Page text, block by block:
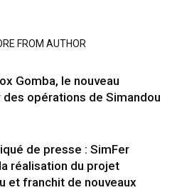
FROM AUTHOR
Gomba, le nouveau
opérations de Simandou
de presse : SimFer
réalisation du projet
et franchit de nouveaux